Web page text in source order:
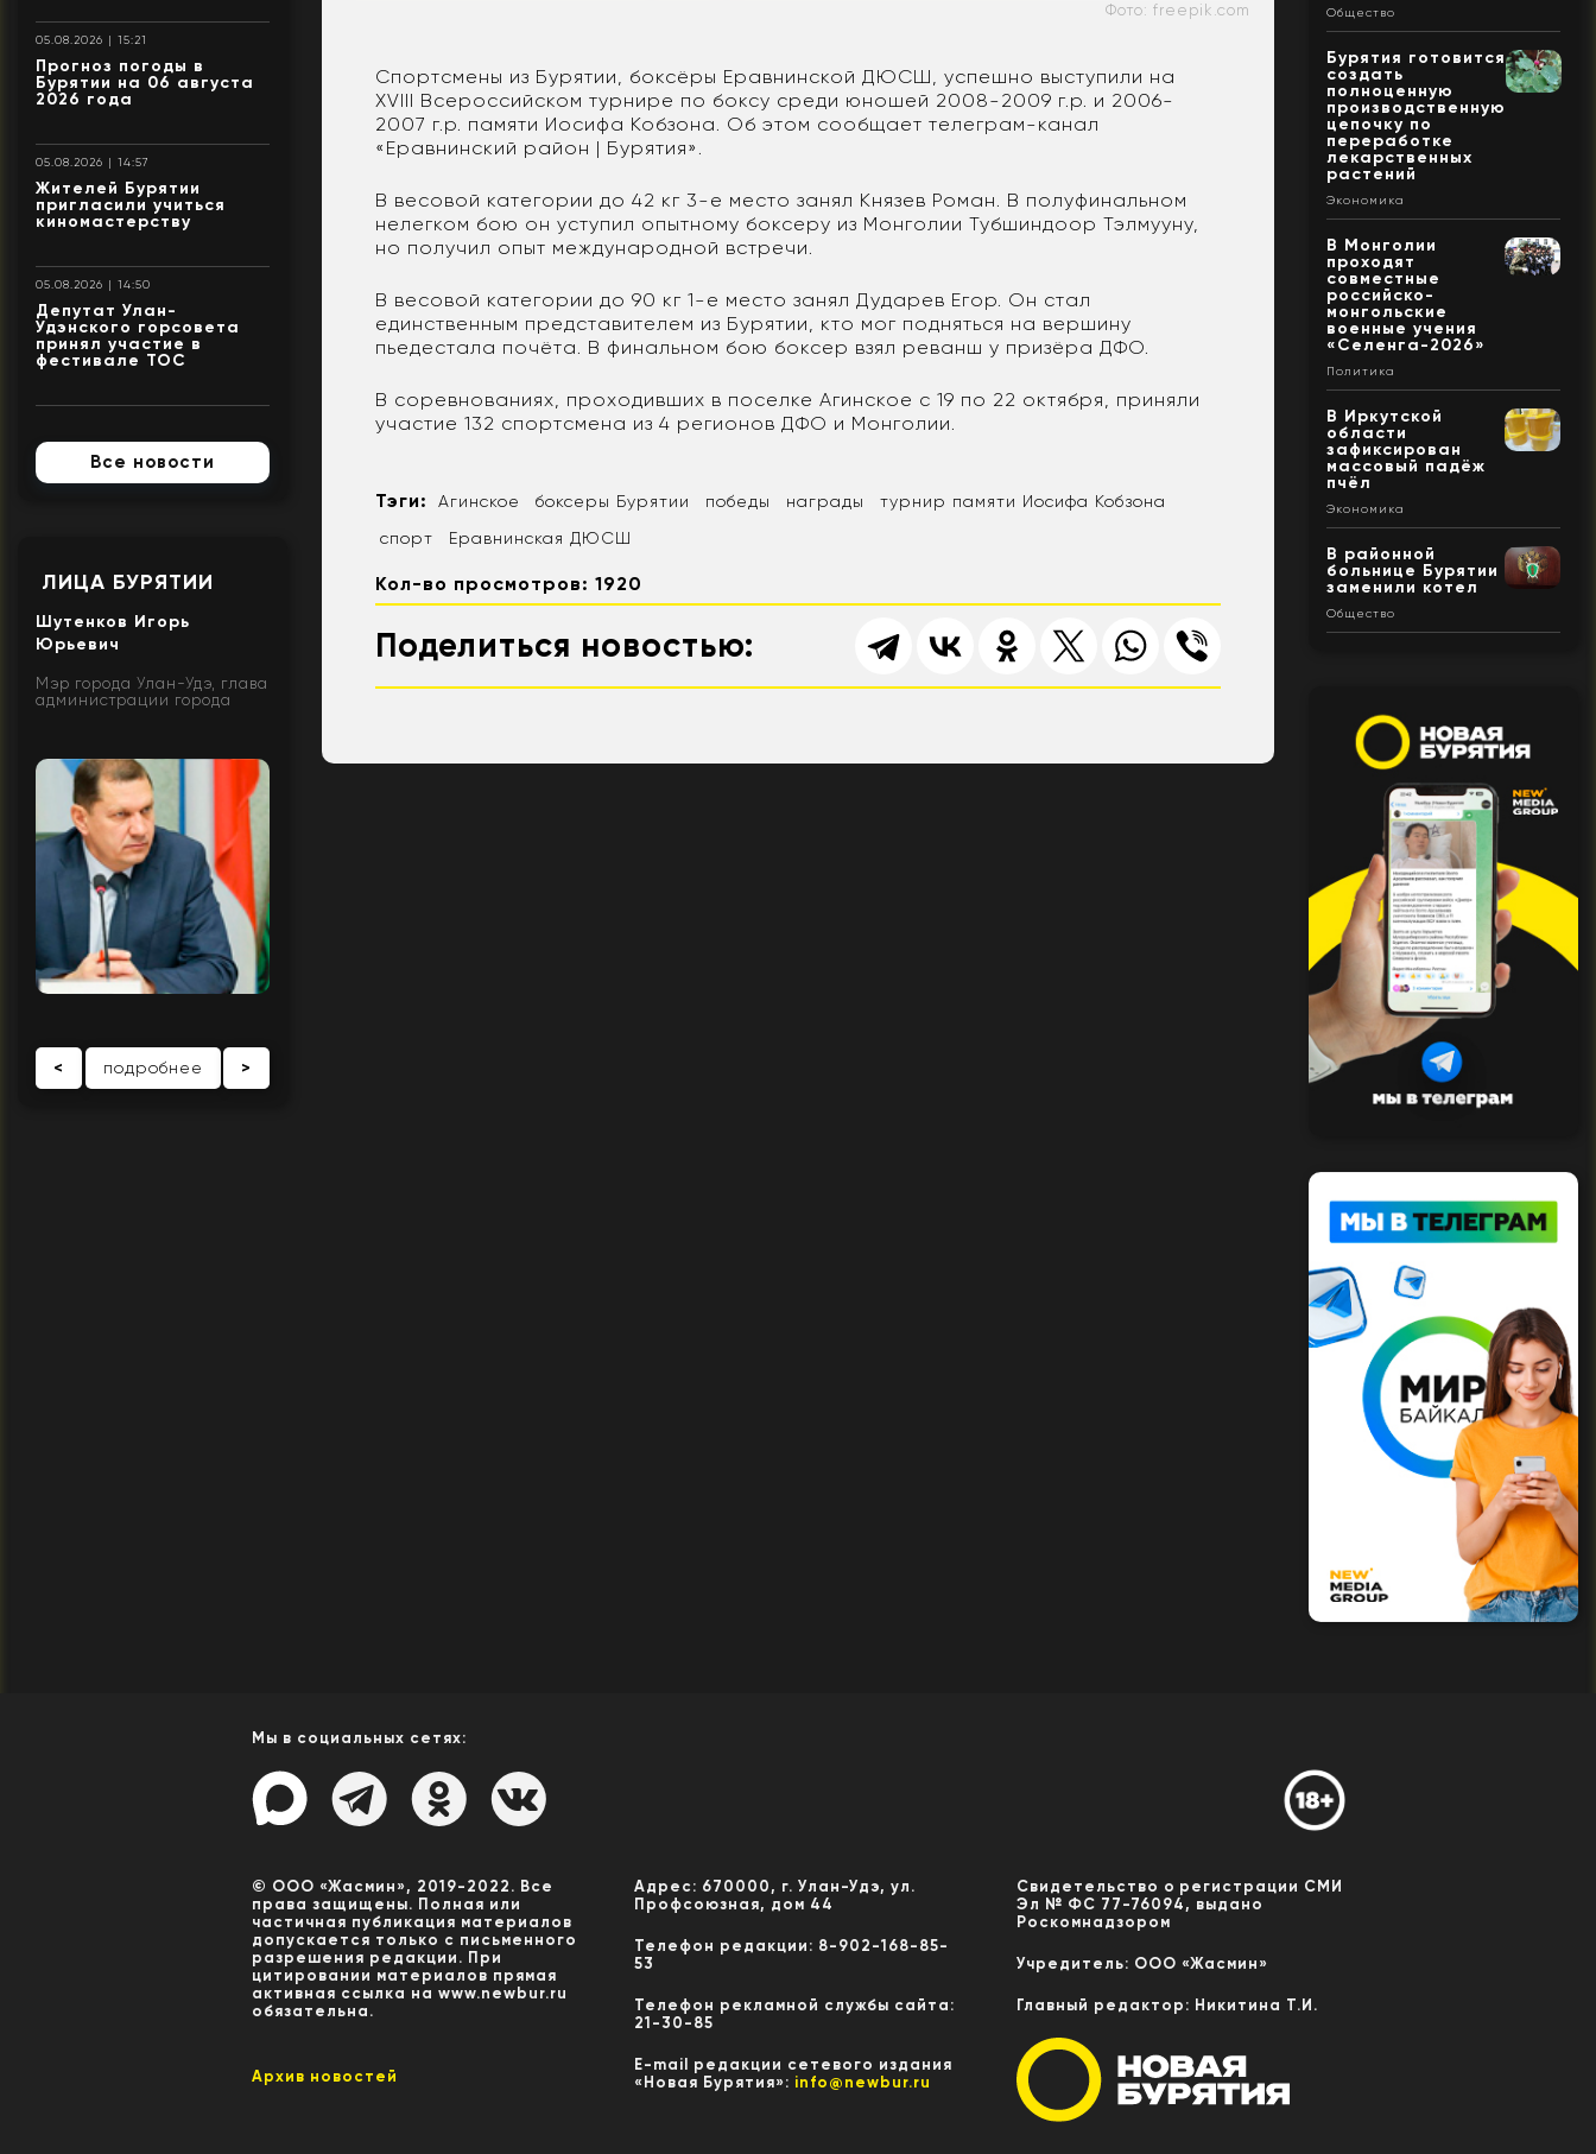
05.08.2026 | 15:21
Прогноз погоды в
Бурятии на 06 августа
2026 года
05.08.2026 | 14:57
Жителей Бурятии
пригласили учиться
киномастерству
05.08.2026 | 14:50
Депутат Улан-
Удэнского горсовета
принял участие в
фестивале ТОС
Все новости
ЛИЦА БУРЯТИИ
Шутенков Игорь
Юрьевич
Мэр города Улан-Удэ, глава
администрации города
< подробнее >
Фото: freepik.com
Спортсмены из Бурятии, боксёры Еравнинской ДЮСШ, успешно выступили на
XVIII Всероссийском турнире по боксу среди юношей 2008-2009 г.р. и 2006-
2007 г.р. памяти Иосифа Кобзона. Об этом сообщает телеграм-канал
«Еравнинский район | Бурятия».
В весовой категории до 42 кг 3-е место занял Князев Роман. В полуфинальном
нелегком бою он уступил опытному боксеру из Монголии Тубшиндоор Тэлмууну,
но получил опыт международной встречи.
В весовой категории до 90 кг 1-е место занял Дударев Егор. Он стал
единственным представителем из Бурятии, кто мог подняться на вершину
пьедестала почёта. В финальном бою боксер взял реванш у призёра ДФО.
В соревнованиях, проходивших в поселке Агинское с 19 по 22 октября, приняли
участие 132 спортсмена из 4 регионов ДФО и Монголии.
Тэги: Агинское боксеры Бурятии победы награды
турнир памяти Иосифа Кобзона
спорт
Еравнинская ДЮСШ
Кол-во просмотров: 1920
Поделиться новостью:
Общество
Бурятия готовится
создать
полноценную
производственную
цепочку по
переработке
лекарственных
растений
Экономика
В Монголии
проходят
совместные
российско-
монгольские
военные учения
«Селенга-2026»
Политика
В Иркутской
области
зафиксирован
массовый падёж
пчёл
Экономика
В районной
больнице Бурятии
заменили котел
Общество
Мы в социальных сетях:
© ООО «Жасмин», 2019-2022. Все
права защищены. Полная или
частичная публикация материалов
допускается только с письменного
разрешения редакции. При
цитировании материалов прямая
активная ссылка на www.newbur.ru
обязательна.
Архив новостей
Адрес: 670000, г. Улан-Удэ, ул.
Профсоюзная, дом 44
Телефон редакции: 8-902-168-85-
53
Телефон рекламной службы сайта:
21-30-85
E-mail редакции сетевого издания
«Новая Бурятия»: info@newbur.ru
Свидетельство о регистрации СМИ
Эл № ФС 77-76094, выдано
Роскомнадзором
Учредитель: ООО «Жасмин»
Главный редактор: Никитина Т.И.